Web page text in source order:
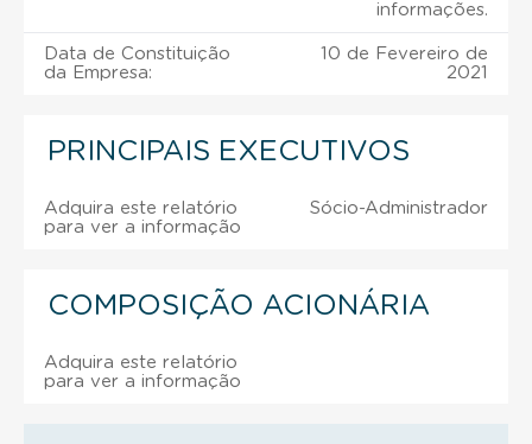
informações.
Data de Constituição
da Empresa:
10 de Fevereiro de
2021
PRINCIPAIS EXECUTIVOS
Adquira este relatório
para ver a informação
Sócio-Administrador
COMPOSIÇÃO ACIONÁRIA
Adquira este relatório
para ver a informação